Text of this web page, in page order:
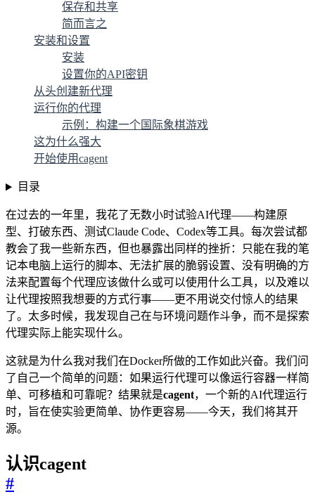
保存和共享
简而言之
安装和设置
安装
设置你的API密钥
从头创建新代理
运行你的代理
示例：构建一个国际象棋游戏
这为什么强大
开始使用cagent
目录
在过去的一年里，我花了无数小时试验AI代理——构建原
型、打破东西、测试Claude Code、Codex等工具。每次尝试都
教会了我一些新东西，但也暴露出同样的挫折：只能在我的笔
记本电脑上运行的脚本、无法扩展的脆弱设置、没有明确的方
法来配置每个代理应该做什么或可以使用什么工具，以及难以
让代理按照我想要的方式行事——更不用说交付惊人的结果
了。太多时候，我发现自己在与环境问题作斗争，而不是探索
代理实际上能实现什么。
这就是为什么我对我们在Docker所做的工作如此兴奋。我们问
了自己一个简单的问题：如果运行代理可以像运行容器一样简
单、可移植和可靠呢？结果就是cagent，一个新的AI代理运行
时，旨在使实验更简单、协作更容易——今天，我们将其开
源。
认识cagent
#